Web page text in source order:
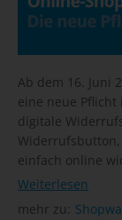
Ab dem 16. Juni
eine neue
digitale
einfach online
Weiterlesen
mehr zu: